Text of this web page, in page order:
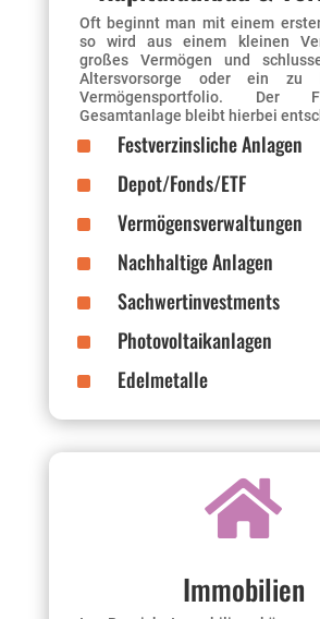
Oft beginnt man mit einem
so wird aus einem kleinen
großes Vermögen und
Altersvorsorge oder ein zu
Vermögensportfolio. Der
Gesamtanlage bleibt hierbei
^ Festverzinsliche Anlagen
^ Depot/Fonds/ETF
^ Vermögensverwaltungen
^ Nachhaltige Anlagen
^ Sachwertinvestments
^ Photovoltaikanlagen
^ Edelmetalle

Immobilien